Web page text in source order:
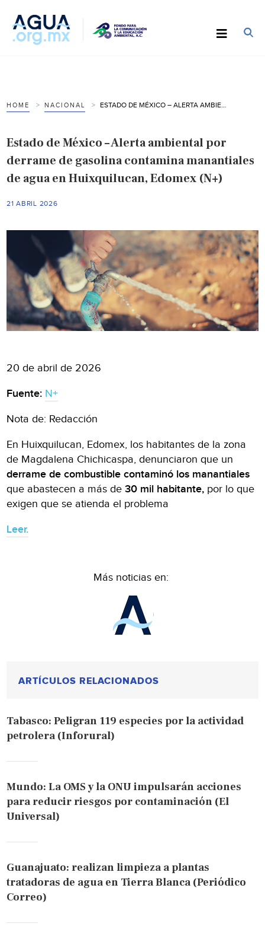
HOME NACIONAL
Estado de México – Alerta ambiental por
derrame de gasolina contamina manantiales
de agua en Huixquilucan, Edomex (N+)
21 ABRIL 2026
20 de abril de 2026
Fuente: N+
Nota de: Redacción
En Huixquilucan, Edomex, los habitantes de la zona
de Magdalena Chichicaspa, denunciaron que un
derrame de combustible contaminó los manantiales
que abastecen a más de 30 mil habitante, por lo que
exigen que se atienda el problema
Leer.
Más noticias en:
ARTÍCULOS RELACIONADOS
Tabasco: Peligran 119 especies por la actividad
petrolera (Inforural)
Mundo: La OMS y la ONU impulsarán acciones
para reducir riesgos por contaminación (El
Universal)
Guanajuato: realizan limpieza a plantas
tratadoras de agua en Tierra Blanca (Periódico
Correo)